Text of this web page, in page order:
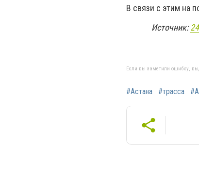
В связи с этим на
Источник:
фото
Если вы заметили ошибку,
#Астана #трасса